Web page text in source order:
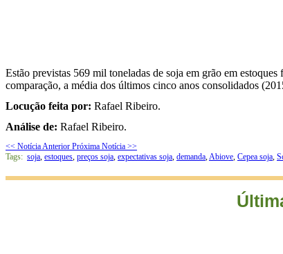
Estão previstas 569 mil toneladas de soja em grão em
comparação, a média dos últimos cinco anos consolidados
Locução feita por: Rafael Ribeiro.
Análise de: Rafael Ribeiro.
<< Notícia Anterior Próxima Notícia >>
Tags: soja, estoques, preços soja, expectativas soja, demanda,Abiove, Cepea soja,